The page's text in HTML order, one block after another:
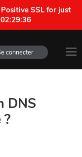
SSL for just
connecter
DNS